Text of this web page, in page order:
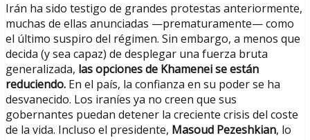
Irán ha sido testigo de grandes protestas anteriormente,
muchas de ellas anunciadas —prematuramente— como
el último suspiro del régimen. Sin embargo, a menos que
decida (y sea capaz) de desplegar una fuerza bruta
generalizada, las opciones de Khamenei se están
reduciendo. En el país, la confianza en su poder se ha
desvanecido. Los iraníes ya no creen que sus
gobernantes puedan detener la creciente crisis del coste
de la vida. Incluso el presidente, Masoud Pezeshkian, lo